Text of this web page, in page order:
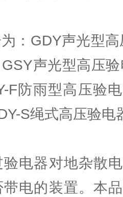
：GDY声光型
声光型高压
F防雨型高压验
S绳式高压验电
电器对地杂散
电的装置。本